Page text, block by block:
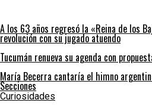
A los 63 años regresó la «Reina de los
revolución con su jugado atuendo
Tucumán renueva su agenda con
María Becerra cantaría el himno
Secciones
Curiosidades